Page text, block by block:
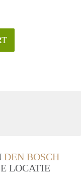
DEN BOSCH
LOCATIE